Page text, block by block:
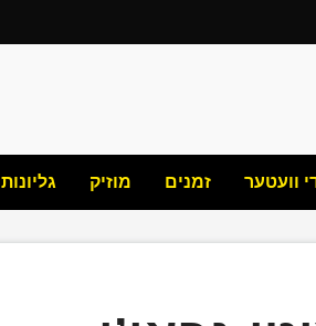
וועטער זמנים מוזיק גליונות